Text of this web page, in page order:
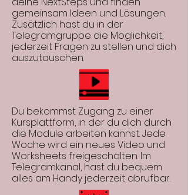
gemeinsam Ideen und Lösungen.
Zusätzlich hast du in der
Telegramgruppe die Möglichkeit,
jederzeit Fragen zu stellen und dich
auszutauschen.
Du bekommst Zugang zu einer
Kursplattform, in der du dich durch
die Module arbeiten kannst. Jede
Woche wird ein neues Video und
Worksheets freigeschalten. Im
Telegramkanal, hast du bequem
alles am Handy jederzeit abrufbar.